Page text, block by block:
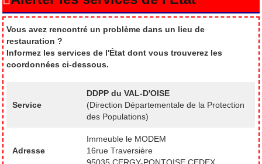
Vous avez rencontré un problème dans un lieu de
restauration ?
Informez les services de l'État dont vous trouverez les
coordonnées ci-dessous.
Service
DDPP du VAL-D'OISE
(Direction Départementale de la Protection
des Populations)
Adresse
Immeuble le MODEM
16rue Traversière
95035 CERGY-PONTOISE CEDEX